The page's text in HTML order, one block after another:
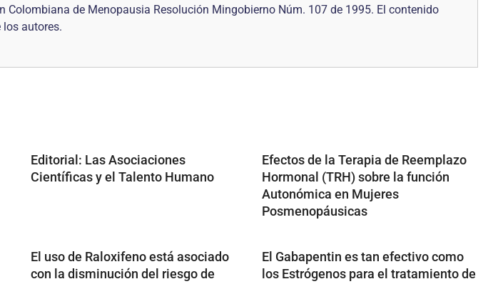
de Menopausia Resolución Mingobierno Núm. 107 de 1995. El contenido
autores.
Editorial: Las Asociaciones
Científicas y el Talento Humano
Efectos de la Terapia de Reemplazo
Hormonal (TRH) sobre la función
Autonómica en Mujeres
Posmenopáusicas
El uso de Raloxifeno está asociado
con la disminución del riesgo de
El Gabapentin es tan efectivo como
los Estrógenos para el tratamiento de